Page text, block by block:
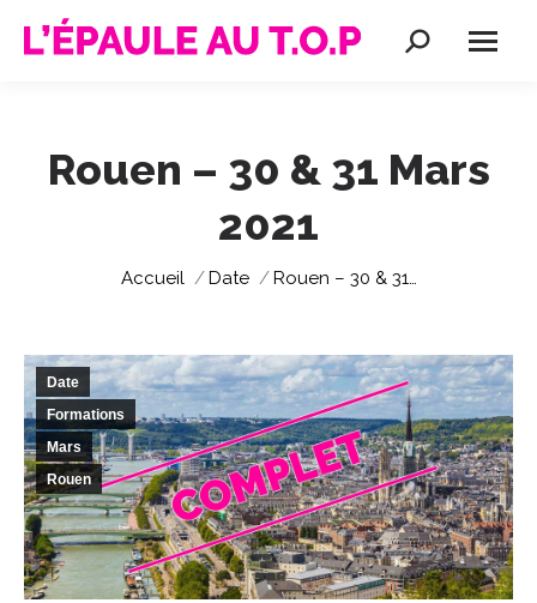
Recherche
Rouen – 30 & 31 Mars
2021
Vous êtes ici :
Accueil Date Rouen – 30 & 31…
Date
Formations
Mars
Rouen